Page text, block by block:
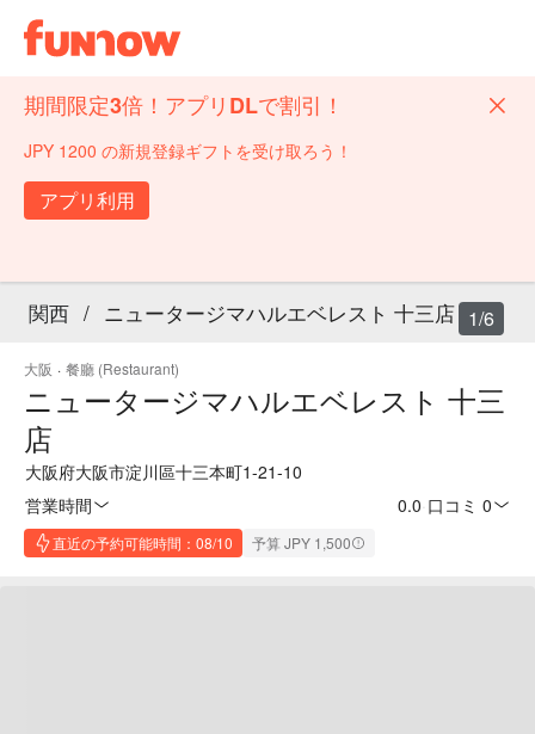
期間限定3倍！アプリDLで割引！
JPY 1200 の新規登録ギフトを受け取ろう！
アプリ利用
関西 / ニュータージマハルエベレスト 十三店
大阪 · 餐廳 (Restaurant)
ニュータージマハルエベレスト 十三
店
大阪府大阪市淀川區十三本町1-21-10
営業時間
0.0 口コミ 0
直近の予約可能時間：08/10 予算 JPY 1,500
1/6